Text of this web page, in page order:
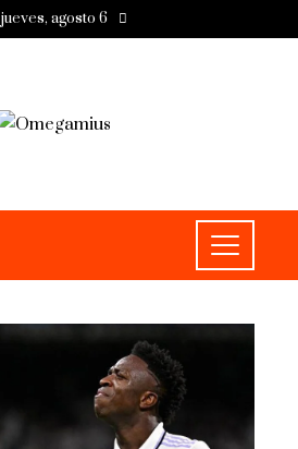
jueves, agosto 6